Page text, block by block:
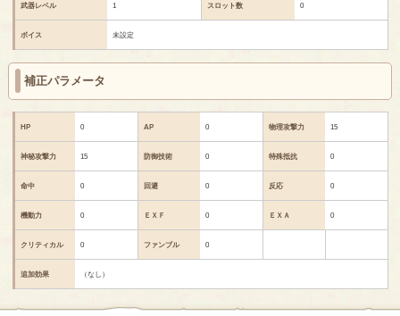
武器レベル 1 スロット数 0
ボイス 未設定
補正パラメータ
HP 0 AP 0 物理攻撃力 15
神秘攻撃力 15 防御技術 0 特殊抵抗 0
命中 0 回避 0 反応 0
機動力 0 ＥＸＦ 0 ＥＸＡ 0
クリティカル 0 ファンブル 0
追加効果 （なし）